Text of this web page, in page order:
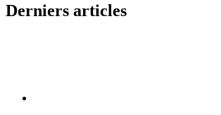
Derniers articles